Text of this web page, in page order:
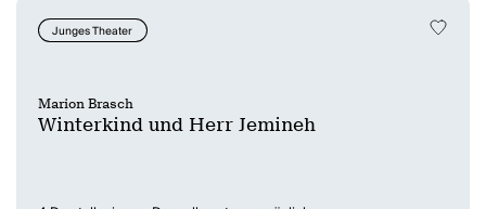
Junges Theater
Marion Brasch
Winterkind und Herr Jemineh